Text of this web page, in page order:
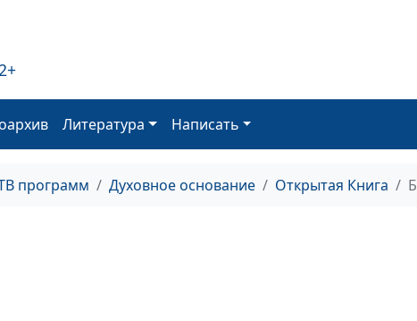
Литература Написать
программ Духовное основание Открытая Книга
Первые чудеса